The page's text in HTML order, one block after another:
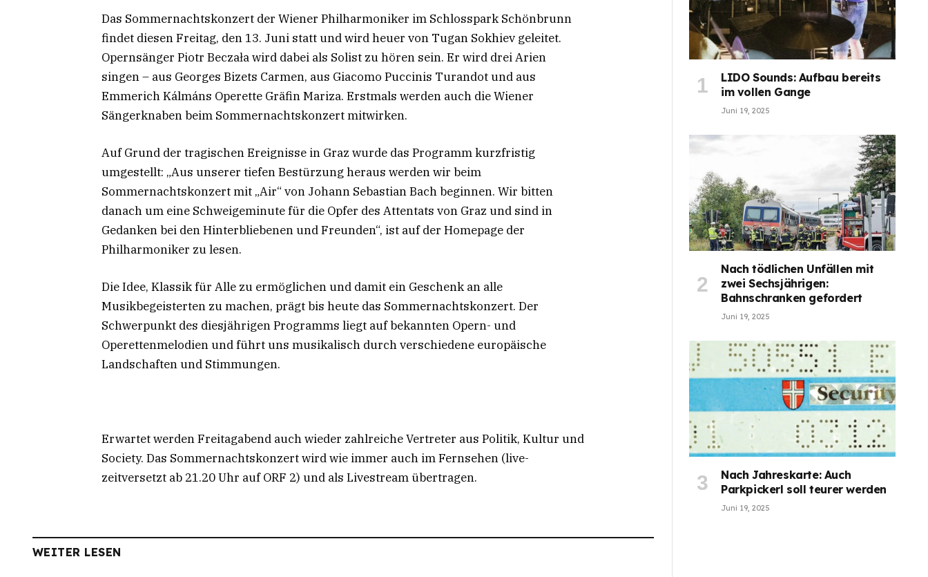
Das Sommernachtskonzert der Wiener Philharmoniker im Schlosspark Schönbrunn
findet diesen Freitag, den 13. Juni statt und wird heuer von Tugan Sokhiev geleitet.
Opernsänger Piotr Beczała wird dabei als Solist zu hören sein. Er wird drei Arien
singen – aus Georges Bizets Carmen, aus Giacomo Puccinis Turandot und aus
Emmerich Kálmáns Operette Gräfin Mariza. Erstmals werden auch die Wiener
Sängerknaben beim Sommernachtskonzert mitwirken.
Auf Grund der tragischen Ereignisse in Graz wurde das Programm kurzfristig
umgestellt: „Aus unserer tiefen Bestürzung heraus werden wir beim
Sommernachtskonzert mit „Air“ von Johann Sebastian Bach beginnen. Wir bitten
danach um eine Schweigeminute für die Opfer des Attentats von Graz und sind in
Gedanken bei den Hinterbliebenen und Freunden“, ist auf der Homepage der
Philharmoniker zu lesen.
Die Idee, Klassik für Alle zu ermöglichen und damit ein Geschenk an alle
Musikbegeisterten zu machen, prägt bis heute das Sommernachtskonzert. Der
Schwerpunkt des diesjährigen Programms liegt auf bekannten Opern- und
Operettenmelodien und führt uns musikalisch durch verschiedene europäische
Landschaften und Stimmungen.
Erwartet werden Freitagabend auch wieder zahlreiche Vertreter aus Politik, Kultur und
Society. Das Sommernachtskonzert wird wie immer auch im Fernsehen (live-
zeitversetzt ab 21.20 Uhr auf ORF 2) und als Livestream übertragen.
WEITER LESEN
LIDO Sounds: Aufbau bereits
im vollen Gange
Juni 19, 2025
Nach tödlichen Unfällen mit
zwei Sechsjährigen:
Bahnschranken gefordert
Juni 19, 2025
Nach Jahreskarte: Auch
Parkpickerl soll teurer werden
Juni 19, 2025